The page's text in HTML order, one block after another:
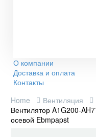
О компании
Доставка и оплата
Контакты
Home
Вентиляция
Вентилятор A1G200-
осевой Ebmpapst